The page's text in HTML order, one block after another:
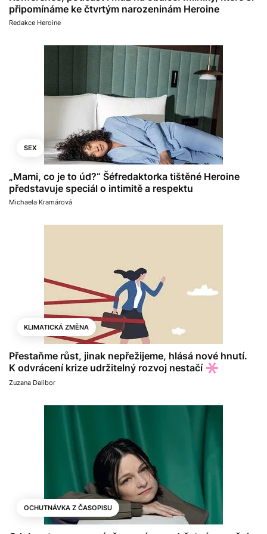
připomínáme ke čtvrtým narozeninám Heroine
Redakce Heroine
SEX
„Mami, co je to úd?“ Šéfredaktorka tištěné Heroine
představuje speciál o intimitě a respektu
Michaela Kramárová
KLIMATICKÁ ZMĚNA
Přestaňme růst, jinak nepřežijeme, hlásá nové hnutí.
K odvrácení krize udržitelný rozvoj nestačí
Zuzana Dalibor
OCHUTNÁVKA Z ČASOPISU